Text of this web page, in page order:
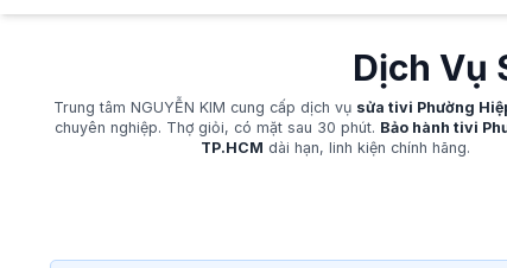
Dịch Vụ
Trung tâm NGUYỄN KIM cung cấp dịch vụ sửa tivi Phường
chuyên nghiệp. Thợ giỏi, có mặt sau 30 phút. Bảo hành tivi
TP.HCM dài hạn, linh kiện chính hãng.